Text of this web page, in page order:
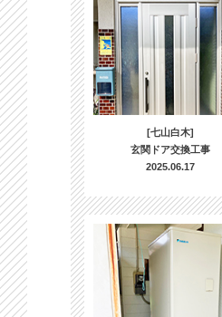
[七山白木]
玄関ドア交換工事
2025.06.17